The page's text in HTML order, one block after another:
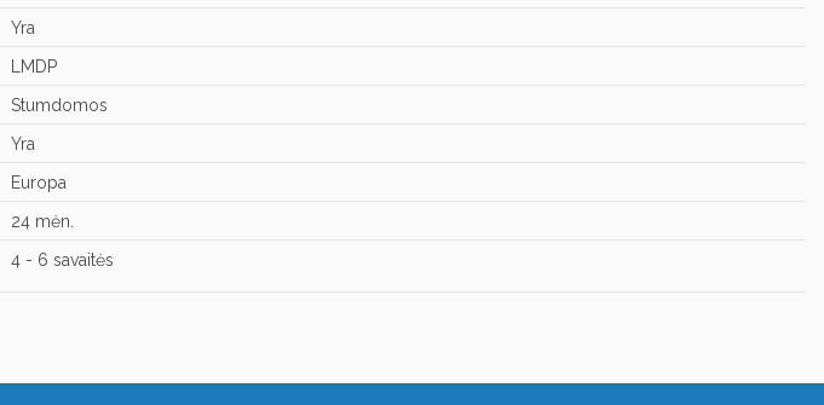
Yra
LMDP
Stumdomos
Yra
Europa
24 mėn.
4 - 6 savaitės